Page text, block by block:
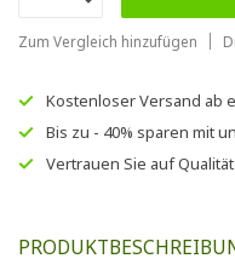
Zum Vergleich hinzufügen
Kostenloser Versand ab
Bis zu - 40% sparen mit
Vertrauen Sie auf